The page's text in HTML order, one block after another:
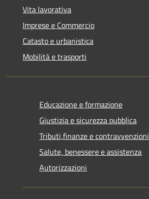
Vita lavorativa
Imprese e Commercio
Catasto e urbanistica
Mobilità e trasporti
Educazione e formazione
Giustizia e sicurezza pubblica
Tributi,finanze e contravvenzioni
Salute, benessere e assistenza
Autorizzazioni